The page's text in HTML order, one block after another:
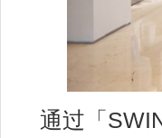
通过「